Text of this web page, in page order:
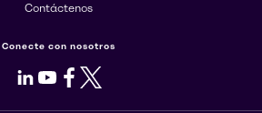
Contáctenos
Conecte con nosotros
LinkedIn
Youtube
Facebook
X